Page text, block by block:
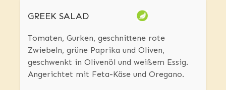
GREEK SALAD
Tomaten, Gurken, geschnittene rote
Zwiebeln, grüne Paprika und Oliven,
geschwenkt in Olivenöl und weißem Essig.
Angerichtet mit Feta-Käse und Oregano.